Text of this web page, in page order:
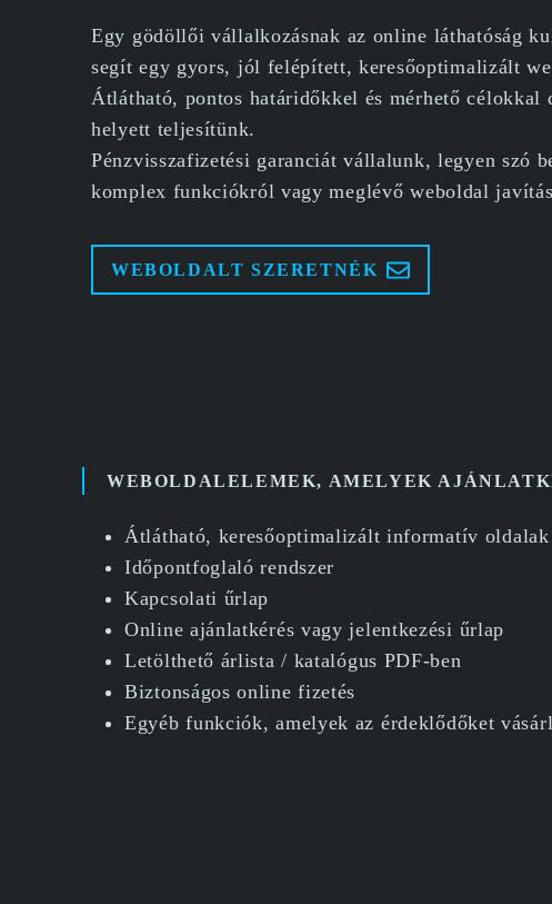
Egy gödöllői vállalkozásnak az online láthatóság
segít egy gyors, jól felépített, keresőoptimalizált
Átlátható, pontos határidőkkel és mérhető célokkal
helyett teljesítünk.
Pénzvisszafizetési garanciát vállalunk, legyen szó
komplex funkciókról vagy meglévő weboldal
WEBOLDALT SZERETNÉK
WEBOLDALELEMEK, AMELYEK
Átlátható, keresőoptimalizált informatív oldalak
Időpontfoglaló rendszer
Kapcsolati űrlap
Online ajánlatkérés vagy jelentkezési űrlap
Letölthető árlista / katalógus PDF-ben
Biztonságos online fizetés
Egyéb funkciók, amelyek az érdeklődőket